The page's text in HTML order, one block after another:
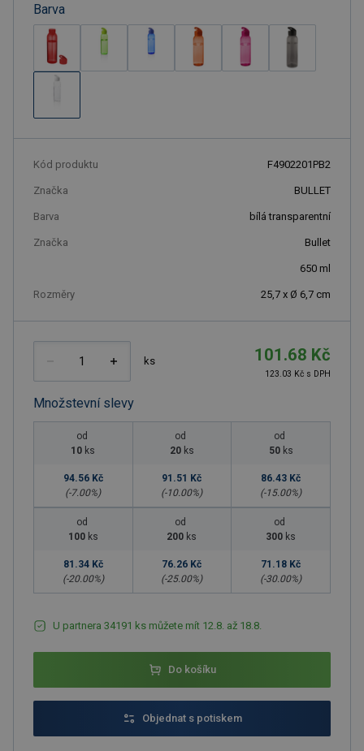
Barva
Kód produktu F4902201PB2
Značka BULLET
Barva bílá transparentní
Značka Bullet
650 ml
Rozměry 25,7 x Ø 6,7 cm
ks 101.68 Kč
123.03 Kč s DPH
Množstevní slevy
od
10 ks
94.56 Kč
(-7.00%)
od
20 ks
91.51 Kč
(-10.00%)
od
50 ks
86.43 Kč
(-15.00%)
od
100 ks
81.34 Kč
(-20.00%)
od
200 ks
76.26 Kč
(-25.00%)
od
300 ks
71.18 Kč
(-30.00%)
U partnera 34191 ks můžete mít 12.8. až 18.8.
Do košíku
Objednat s potiskem